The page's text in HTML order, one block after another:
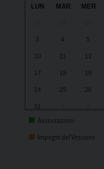
LUN MAR MER
3 4 5
10 11 12
17 18 19
24 25 26
31
Associazioni
Impegni del Vescovo